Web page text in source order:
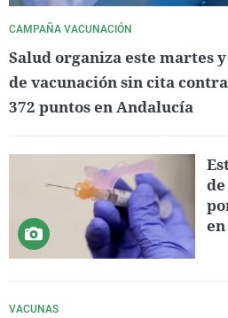
CAMPAÑA VACUNACIÓN
Salud organiza este martes
de vacunación sin cita
372 puntos en Andalucía
VACUNAS